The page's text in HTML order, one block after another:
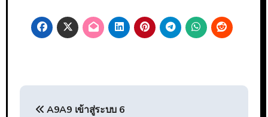
แนะแนว
A9A9 เข้าสู่ระบบ 6